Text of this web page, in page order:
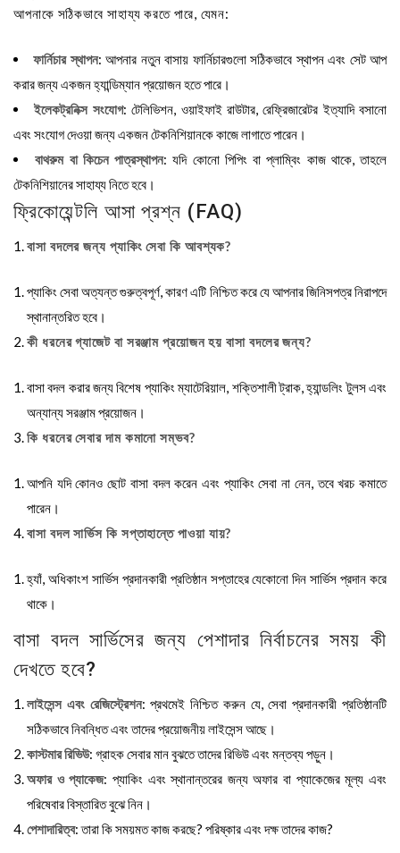
আপনাকে সঠিকভাবে সাহায্য করতে পারে, যেমন:
ফার্নিচার স্থাপন: আপনার নতুন বাসায় ফার্নিচারগুলো সঠিকভাবে স্থাপন এবং সেট আপ
করার জন্য একজন হ্যান্ডিম্যান প্রয়োজন হতে পারে।
ইলেকট্রনিক্স সংযোগ: টেলিভিশন, ওয়াইফাই রাউটার, রেফ্রিজারেটর ইত্যাদি বসানো
এবং সংযোগ দেওয়া জন্য একজন টেকনিশিয়ানকে কাজে লাগাতে পারেন।
বাথরুম বা কিচেন পাত্রস্থাপন: যদি কোনো পিপিং বা প্লাম্বিং কাজ থাকে, তাহলে
টেকনিশিয়ানের সাহায্য নিতে হবে।
ফ্রিকোয়েন্টলি আসা প্রশ্ন (FAQ)
বাসা বদলের জন্য প্যাকিং সেবা কি আবশ্যক?
প্যাকিং সেবা অত্যন্ত গুরুত্বপূর্ণ, কারণ এটি নিশ্চিত করে যে আপনার জিনিসপত্র নিরাপদে
স্থানান্তরিত হবে।
কী ধরনের গ্যাজেট বা সরঞ্জাম প্রয়োজন হয় বাসা বদলের জন্য?
বাসা বদল করার জন্য বিশেষ প্যাকিং ম্যাটেরিয়াল, শক্তিশালী ট্রাক, হ্যান্ডলিং টুলস এবং
অন্যান্য সরঞ্জাম প্রয়োজন।
কি ধরনের সেবার দাম কমানো সম্ভব?
আপনি যদি কোনও ছোট বাসা বদল করেন এবং প্যাকিং সেবা না নেন, তবে খরচ কমাতে
পারেন।
বাসা বদল সার্ভিস কি সপ্তাহান্তে পাওয়া যায়?
হ্যাঁ, অধিকাংশ সার্ভিস প্রদানকারী প্রতিষ্ঠান সপ্তাহের যেকোনো দিন সার্ভিস প্রদান করে
থাকে।
বাসা বদল সার্ভিসের জন্য পেশাদার নির্বাচনের সময় কী
দেখতে হবে?
লাইসেন্স এবং রেজিস্ট্রেশন: প্রথমেই নিশ্চিত করুন যে, সেবা প্রদানকারী প্রতিষ্ঠানটি
সঠিকভাবে নিবন্ধিত এবং তাদের প্রয়োজনীয় লাইসেন্স আছে।
কাস্টমার রিভিউ: গ্রাহক সেবার মান বুঝতে তাদের রিভিউ এবং মন্তব্য পড়ুন।
অফার ও প্যাকেজ: প্যাকিং এবং স্থানান্তরের জন্য অফার বা প্যাকেজের মূল্য এবং
পরিষেবার বিস্তারিত বুঝে নিন।
পেশাদারিত্ব: তারা কি সময়মত কাজ করছে? পরিষ্কার এবং দক্ষ তাদের কাজ?